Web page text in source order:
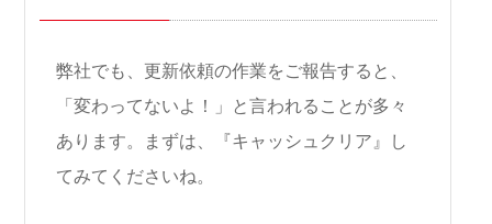
弊社でも、更新依頼の作業をご報告すると、
「変わってないよ！」と言われることが多々
あります。まずは、『キャッシュクリア』し
てみてくださいね。